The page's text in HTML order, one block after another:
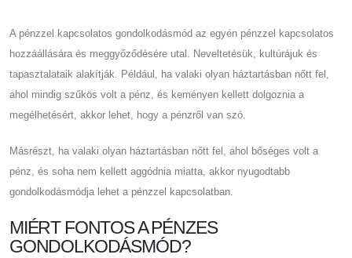
A pénzzel kapcsolatos gondolkodásmód az egyén pénzzel kapcsolatos
hozzáállására és meggyőződésére utal. Neveltetésük, kultúrájuk és
tapasztalataik alakítják. Például, ha valaki olyan háztartásban nőtt fel,
ahol mindig szűkös volt a pénz, és keményen kellett dolgoznia a
megélhetésért, akkor lehet, hogy a pénzről van szó.
Másrészt, ha valaki olyan háztartásban nőtt fel, ahol bőséges volt a
pénz, és soha nem kellett aggódnia miatta, akkor nyugodtabb
gondolkodásmódja lehet a pénzzel kapcsolatban.
MIÉRT FONTOS A PÉNZES
GONDOLKODÁSMÓD?